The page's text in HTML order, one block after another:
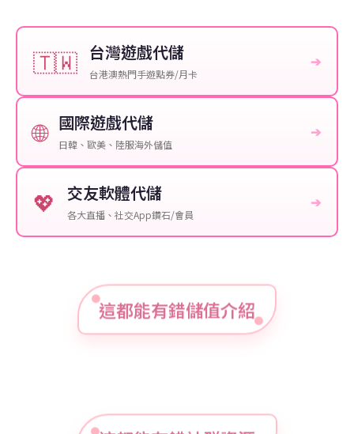
🇹🇼 台灣遊戲代儲
台港澳熱門手遊點券/月卡
➔
🌐 國際遊戲代儲
日韓、歐美、陸服海外儲值
➔
💖 交友軟體代儲
各大直播、社交App鑽石/會員
➔
這都能有錯儲值介紹